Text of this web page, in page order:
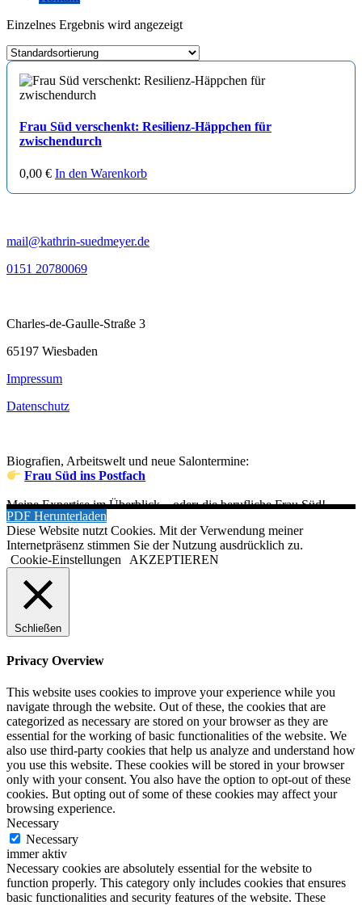
Einzelnes Ergebnis wird angezeigt
Frau Süd verschenkt: Resilienz-Häppchen für
zwischendurch
0,00 € In den Warenkorb
mail@kathrin-suedmeyer.de
0151 20780069
Charles-de-Gaulle-Straße 3
65197 Wiesbaden
Impressum
Datenschutz
Biografien, Arbeitswelt und neue Salontermine:
Frau Süd ins Postfach
Meine Expertise im Überblick – oder: die berufliche Frau Süd!
PDF Herunterladen
Diese Website nutzt Cookies. Mit der Verwendung meiner
Internetpräsenz stimmen Sie der Nutzung ausdrücklich zu.
Cookie-Einstellungen
AKZEPTIEREN
Schließen
Privacy Overview
This website uses cookies to improve your experience while you
navigate through the website. Out of these, the cookies that are
categorized as necessary are stored on your browser as they are
essential for the working of basic functionalities of the website. We
also use third-party cookies that help us analyze and understand how
you use this website. These cookies will be stored in your browser
only with your consent. You also have the option to opt-out of these
cookies. But opting out of some of these cookies may affect your
browsing experience.
Necessary
Necessary
immer aktiv
Necessary cookies are absolutely essential for the website to
function properly. This category only includes cookies that ensures
basic functionalities and security features of the website. These